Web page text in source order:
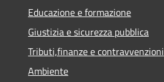
Educazione e formazione
Giustizia e sicurezza pubblica
Tributi,finanze e contravvenzioni
Ambiente